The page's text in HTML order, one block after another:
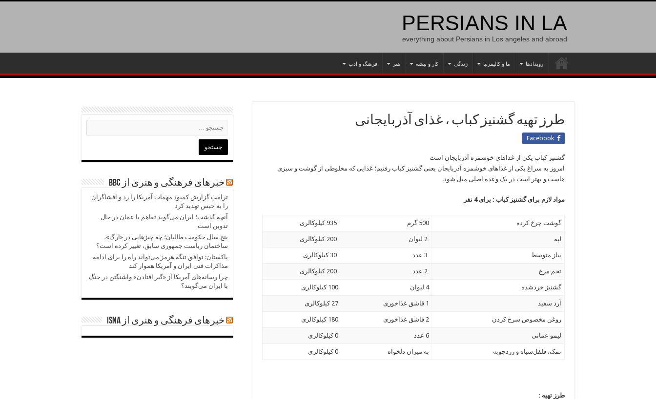
PERSIANS IN LA
everything about Persians in Los angeles and abroad
رویدادها ما و کالیفرنیا زندگی کار و پیشه هنر فرهنگ و ادب
طرز تهیه گشنیز کباب ، غذای آذربایجانی
Facebook
گشنیز کباب یکی از غذاهای خوشمزه آذربایجان است
امروز به سراغ یکی از غذاهای خوشمزه آذربایجان یعنی گشنیز کباب رفتیم؛ غذایی که مخلوطی از گوشت و سبزی
هاست و بهتر است در یک وعده اصلی میل شود.
مواد لازم برای گشنیز کباب : برای 4 نفر
گوشت چرخ کرده 500 گرم 935 کیلوکالری
لپه 2 لیوان 200 کیلوکالری
پیاز متوسط 30 کیلوکالری
تخم مرغ 2 عدد 200 کیلوکالری
گشنیز خردشده 4 لیوان 100 کیلوکالری
آرد سفید 1 قاشق غذاخوری 27 کیلوکالری
روغن مخصوص سرخ کردن 2 قاشق غذاخوری 180 کیلوکالری
لیمو عمانی 6 عدد 0 کیلوکالری
نمک، فلفل‌سیاه و زردچوبه به میزان دلخواه 0 کیلوکالری
طرز تهیه :
خبرهای فرهنگی و هنری از BBC
ترامپ گزارش کمبود مهمات آمریکا را رد و افشاگران
را به حبس تهدید کرد
آنچه گذشت؛ ایران می‌گوید تفاهم با عمان در حال
تدوین است
پنج سال حکومت طالبان؛ چه چیزهایی در «ارگ»،
ساختمان ریاست جمهوری سابق، تغییر کرده است؟
پاکستان: توافق تنگه هرمز می‌تواند راه را برای ادامه
مذاکرات فنی ایران و آمریکا هموار کند
چرا رسانه‌های آمریکا از «گیر افتادن» واشنگتن در جنگ
با ایران می‌گویند؟
خبرهای فرهنگی و هنری از ISNA